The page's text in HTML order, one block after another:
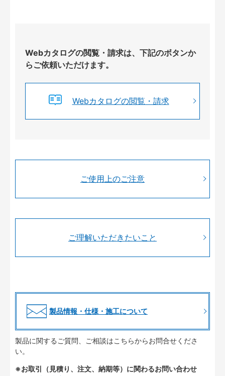
Webカタログの閲覧・請求は、下記のボタンか
らご依頼いただけます。
Webカタログの閲覧・請求
ご使用上のご注意
ご理解いただきたいこと
製品情報・仕様・施工について
製品に関するご質問、ご相談はこちらからお問合せくださ
い。
※お取引（見積り、注文、納期等）に関わるお問い合わせ